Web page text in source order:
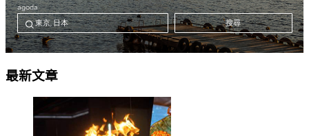
最新文章